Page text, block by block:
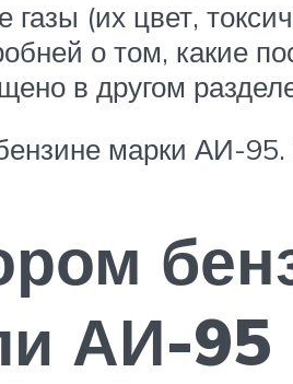
(их цвет,
о том, какие
в другом
марки АИ-95.
АИ-95